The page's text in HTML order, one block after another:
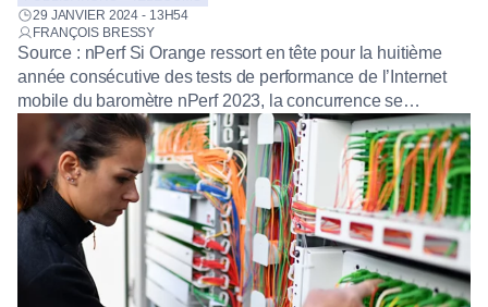
29 JANVIER 2024 - 13H54
FRANÇOIS BRESSY
Source : nPerf Si Orange ressort en tête pour la huitième
année consécutive des tests de performance de l’Internet
mobile du baromètre nPerf 2023, la concurrence se
rapproche. L’opérateur historique est même devancé en
termes de performance globale sur la 5G par Bouygues
Telecom et SFR. Toutefois, « le déploiement et l’adoption de
la 5G Standalone, devrait […]